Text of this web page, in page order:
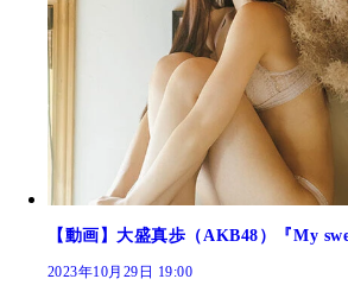
【動画】大盛真歩（AKB48）『My
2023年10月29日 19:00